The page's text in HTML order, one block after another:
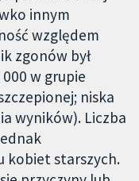
innym
względem
zgonów był
w grupie
niska
wyników). Liczba
kobiet starszych.